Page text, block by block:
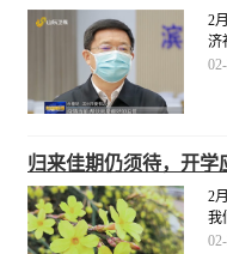
2
济
出
归来佳期仍须待，开学
全市广大家长
2
我
的